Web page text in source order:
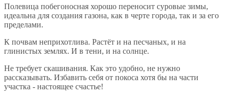
Полевица побегоносная хорошо переносит суровые зимы,
идеальна для создания газона, как в черте города, так и за его
пределами.
К почвам неприхотлива. Растёт и на песчаных, и на
глинистых землях. И в тени, и на солнце.
Не требует скашивания. Как это удобно, не нужно
рассказывать. Избавить себя от покоса хотя бы на части
участка - настоящее счастье!